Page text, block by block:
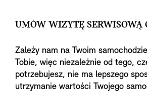
UMÓW WIZYTĘ SERWISOWĄ
Zależy nam na Twoim
Tobie, więc niezależnie od tego,
potrzebujesz, nie ma lepszego
utrzymanie wartości Twojego